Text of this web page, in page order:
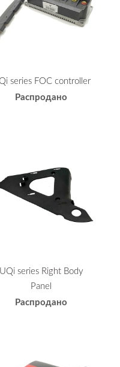
series FOC controller
Распродано
UQi series Right Body
Panel
Распродано